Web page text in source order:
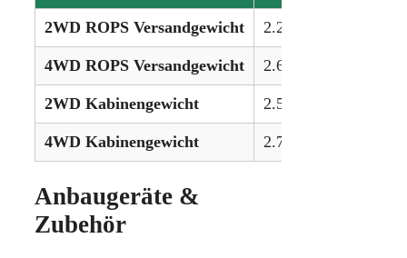
2WD ROPS Versandgewicht 2.249 kg (4.960 lbs)
4WD ROPS Versandgewicht 2.669 kg (5.886 lbs)
2WD Kabinengewicht 2.519 kg (5.555 lbs)
4WD Kabinengewicht 2.799 kg (6.172 lbs)
Anbaugeräte &
Zubehör